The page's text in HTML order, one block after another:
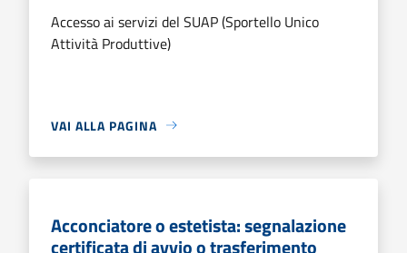
Accesso ai servizi del SUAP (Sportello Unico
Attività Produttive)
VAI ALLA PAGINA
Acconciatore o estetista: segnalazione
certificata di avvio o trasferimento